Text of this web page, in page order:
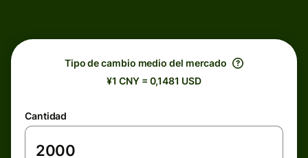
Tipo de cambio medio del mercado
¥1 CNY = 0,1481 USD
Cantidad